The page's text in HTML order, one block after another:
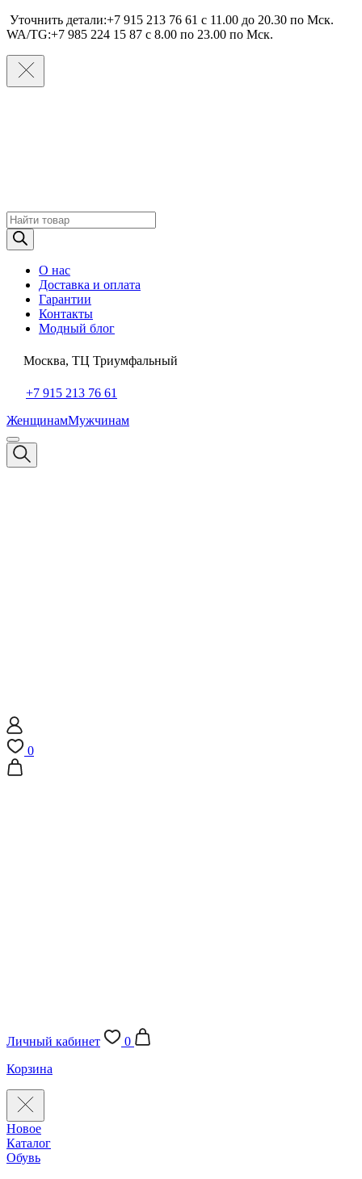
Уточнить детали:+7 915 213 76 61 c 11.00 до 20.30 по Мcк.
WA/TG:+7 985 224 15 87 c 8.00 по 23.00 по Мcк.
Поиск
товаров
О нас
Доставка и оплата
Гарантии
Контакты
Модный блог
Москва, ТЦ Триумфальный
+7 915 213 76 61
ЖенщинамМужчинам
0
Личный кабинет
0
Корзина
Новое
Каталог
Обувь